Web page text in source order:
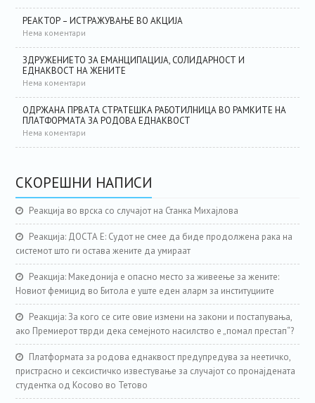
РЕАКТОР – ИСТРАЖУВАЊЕ ВО АКЦИЈА
Нема коментари
ЗДРУЖЕНИЕТО ЗА ЕМАНЦИПАЦИЈА, СОЛИДАРНОСТ И
ЕДНАКВОСТ НА ЖЕНИТЕ
Нема коментари
ОДРЖАНА ПРВАТА СТРАТЕШКА РАБОТИЛНИЦА ВО РАМКИТЕ НА
ПЛАТФОРМАТА ЗА РОДОВА ЕДНАКВОСТ
Нема коментари
СКОРЕШНИ НАПИСИ
Реакција во врска со случајот на Станка Михајлова
Реакција: ДОСТА Е: Судот не смее да биде продолжена рака на
системот што ги остава жените да умираат
Реакција: Македонија е опасно место за живеење за жените:
Новиот фемицид во Битола е уште еден аларм за институциите
Реакција: За кого се сите овие измени на закони и постапувања,
ако Премиерот тврди дека семејното насилство е „помал престап“?
Платформата за родова еднаквост предупредува за неетичко,
пристрасно и сексистичко известување за случајот со пронајдената
студентка од Косово во Тетово